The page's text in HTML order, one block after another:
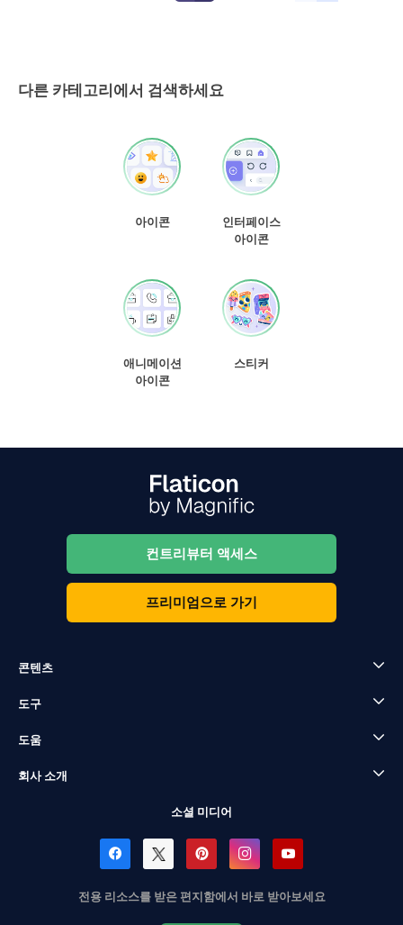
다른 카테고리에서 검색하세요
아이콘
인터페이스
아이콘
애니메이션
아이콘
스티커
컨트리뷰터 액세스
프리미엄으로 가기
콘텐츠
도구
도움
회사 소개
소셜 미디어
전용 리소스를 받은 편지함에서 바로 받아보세요